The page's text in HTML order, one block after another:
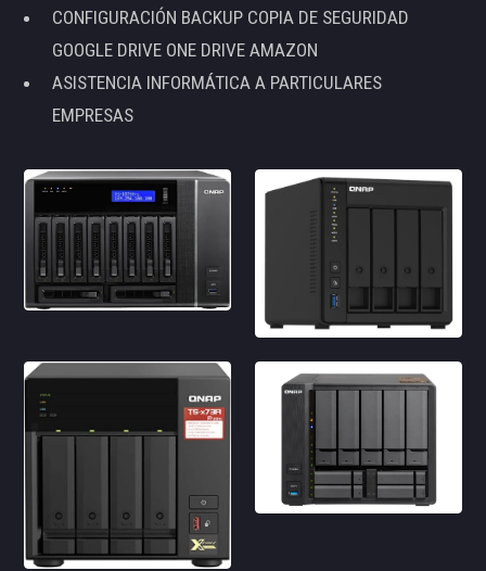
CONFIGURACIÓN BACKUP COPIA DE SEGURIDAD
GOOGLE DRIVE ONE DRIVE AMAZON
ASISTENCIA INFORMÁTICA A PARTICULARES
EMPRESAS